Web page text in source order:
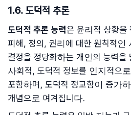
1.6. 도덕적 추론
도덕적 추론 능력은 윤리적 상황
피해, 정의, 권리에 대한 원칙적인
결정을 정당화하는 개인의 능력
사회적, 도덕적 정보를 인지적으
포함하며, 도덕적 정교함이 증가
개념으로 여겨집니다.